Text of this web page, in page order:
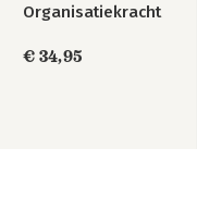
Organisatiekracht
€ 34,95